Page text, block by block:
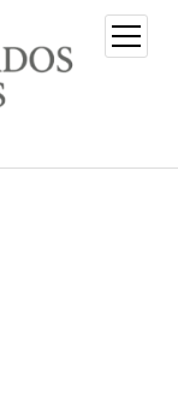
abrir
menú